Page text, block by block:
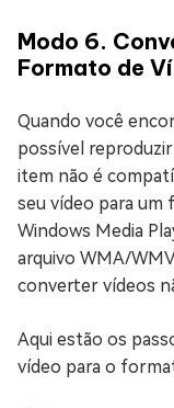
Modo 6.
Formato de
Quando você
possível
item não é
seu vídeo para
Windows Media
arquivo WMA/
converter vídeos
Aqui estão os
vídeo para o